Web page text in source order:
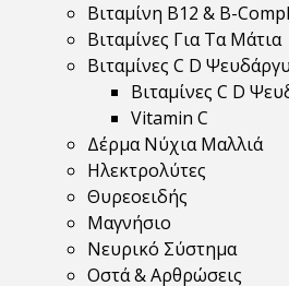
Βιταμίνη B12 & Β-
Βιταμίνες Για Τα Μάτια
Βιταμίνες C D
Βιταμίνες C D
Vitamin C
Δέρμα Νύχια Μαλλιά
Ηλεκτρολύτες
Θυρεοειδής
Μαγνήσιο
Νευρικό Σύστημα
Οστά & Αρθρώσεις